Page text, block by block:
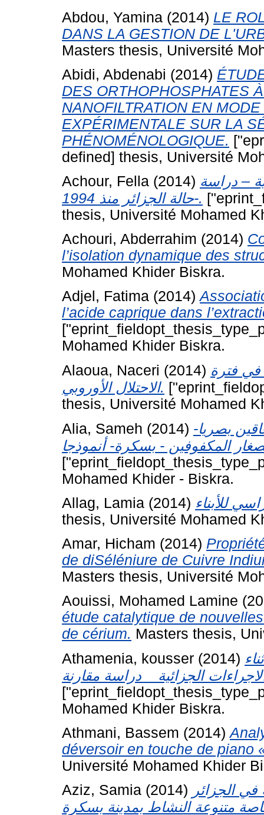
Abdou, Yamina (2014) LE
DANS LA GESTION DE
Masters thesis, Université
Abidi, Abdenabi (2014)
DES ORTHOPHOSPHATES
NANOFILTRATION EN
EXPÉRIMENTALE SUR LA
PHÉNOMÉNOLOGIQUE.
defined] thesis, Université
Achour, Fella (2014) – دراسة
حالة الجزائر منذ 1994-.
thesis, Université Mohamed
Achouri, Abderrahim (2014)
l’isolation dynamique des
Mohamed Khider Biskra.
Adjel, Fatima (2014)
l’acide caprique dans
Mohamed Khider Biskra.
Alaoua, Naceri (2014) في فترة
الاحتلال الأوروبي.
thesis, Université Mohamed
Alia, Sameh (2014) بصريا-
Mohamed Khider - Biskra.
Allag, Lamia (2014)
thesis, Université Mohamed
Amar, Hicham (2014)
de diSéléniure de Cuivre
Masters thesis, Université
Aouissi, Mohamed Lamine
étude catalytique de
de cérium. Masters thesis,
Athamenia, kousser (2014)
Mohamed Khider Biskra.
Athmani, Bassem (2014)
déversoir en touche de piano
Université Mohamed Khider
Aziz, Samia (2014) الجزائر